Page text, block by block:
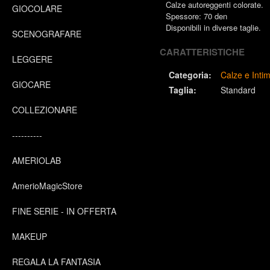
GIOCOLARE
SCENOGRAFARE
LEGGERE
GIOCARE
COLLEZIONARE
----------
AMERIOLAB
AmerioMagicStore
FINE SERIE - IN OFFERTA
MAKEUP
REGALA LA FANTASIA
Calze autoreggenti colorate.
Spessore: 70 den
Disponibili in diverse taglie.
CARATTERISTICHE
Categoria:
Calze e
Taglia:
Standard